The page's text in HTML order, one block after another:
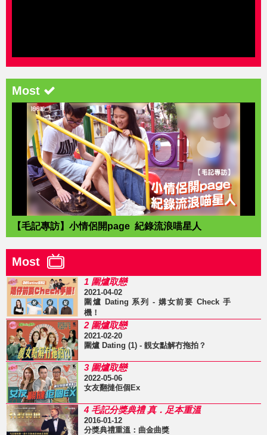
Most
【毛記專訪】小情侶開page 紀錄流浪喵星人
Most
1 圍爐取戀
2021-04-02
圍爐 Dating 系列 - 媾女前要 Check 手
機！
2 圍爐取戀
2021-02-20
圍爐 Dating (1) - 靚女點解冇拖拍？
3 圍爐取戀
2022-05-06
女友翻撻佢個Ex
4 毛記分獎典禮 真．足本重溫
2016-01-12
分獎典禮重溫：曲金曲獎